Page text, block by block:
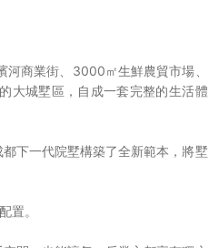
商業街、3000㎡生鮮農貿市場、
大城墅區，自成一套完整的生活體
下一代院墅構築了全新範本，將墅
置。